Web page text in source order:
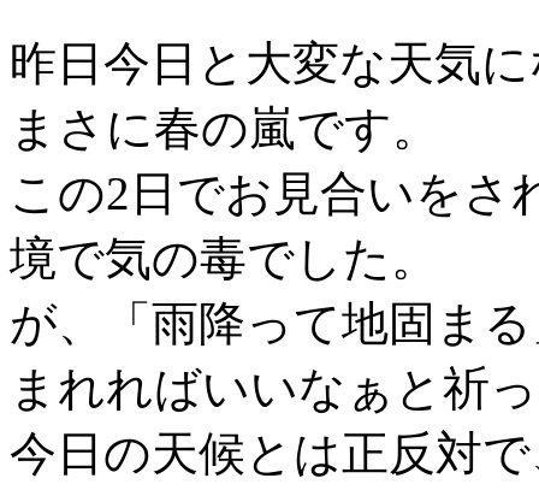
昨日今日と大変な天気
まさに春の嵐です。
この2日でお見合いをさ
境で気の毒でした。
が、「雨降って地固ま
まれればいいなぁと祈
今日の天候とは正反対